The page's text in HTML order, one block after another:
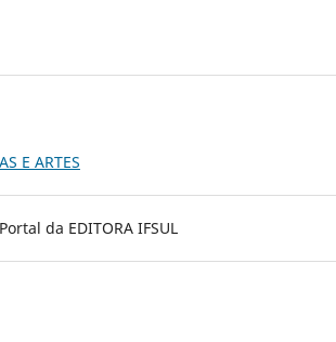
E ARTES
da EDITORA IFSUL